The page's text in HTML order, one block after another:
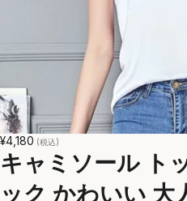
¥4,180 (税込)
キャミソール ト
ック かわいい 大